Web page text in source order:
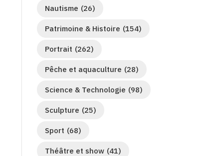
Nautisme (26)
Patrimoine & Histoire (154)
Portrait (262)
Pêche et aquaculture (28)
Science & Technologie (98)
Sculpture (25)
Sport (68)
Théâtre et show (41)